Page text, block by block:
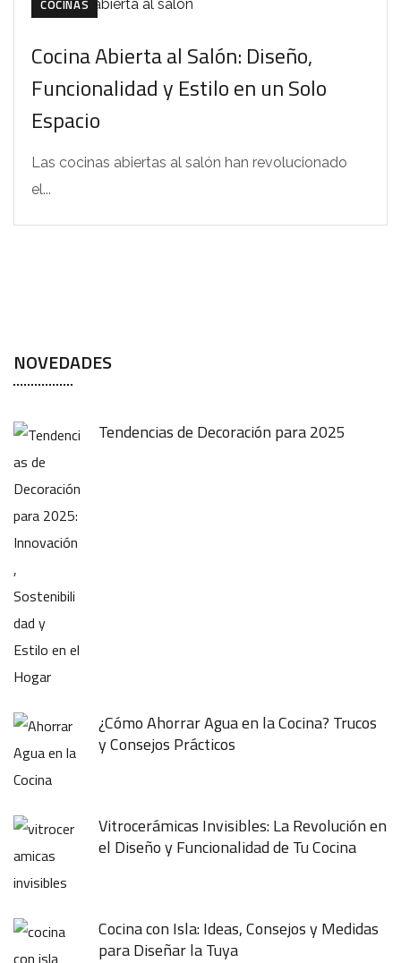
COCINAS
Cocina Abierta al Salón: Diseño,
Funcionalidad y Estilo en un Solo
Espacio
Las cocinas abiertas al salón han revolucionado
el...
NOVEDADES
Tendencias de Decoración para 2025
¿Cómo Ahorrar Agua en la Cocina? Trucos
y Consejos Prácticos
Vitrocerámicas Invisibles: La Revolución en
el Diseño y Funcionalidad de Tu Cocina
Cocina con Isla: Ideas, Consejos y Medidas
para Diseñar la Tuya